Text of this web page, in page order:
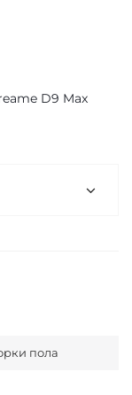
D9 Max
пола